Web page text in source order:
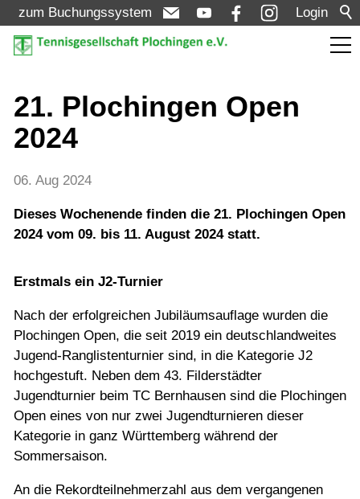
Login
zum Buchungssystem
Aktuelles
Meldungen
Turniere
Mannschaften
Jugend
Training
Gaststätte
21. Plochingen Open
2024
06. Aug 2024
Dieses Wochenende finden die 21. Plochingen Open
2024 vom 09. bis 11. August 2024 statt.
Erstmals ein J2-Turnier
Nach der erfolgreichen Jubiläumsauflage wurden die
Plochingen Open, die seit 2019 ein deutschlandweites
Jugend-Ranglistenturnier sind, in die Kategorie J2
hochgestuft. Neben dem 43. Filderstädter
Jugendturnier beim TC Bernhausen sind die Plochingen
Open eines von nur zwei Jugendturnieren dieser
Kategorie in ganz Württemberg während der
Sommersaison.
An die Rekordteilnehmerzahl aus dem vergangenen